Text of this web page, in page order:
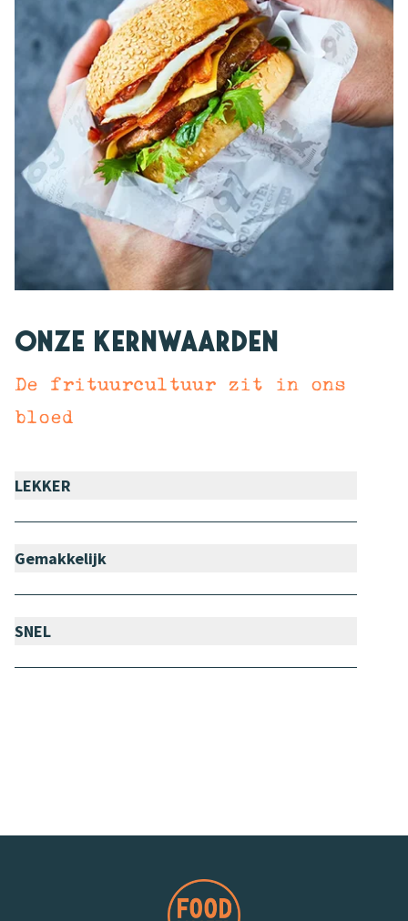
Onze kernwaarden
De frituurcultuur zit in ons
bloed
LEKKER
Gemakkelijk
SNEL